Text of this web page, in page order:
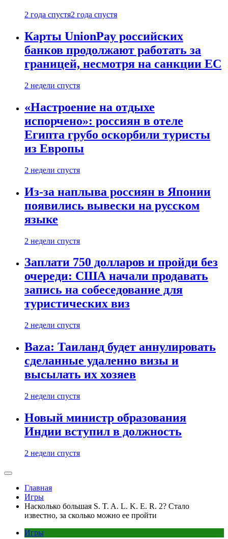
2 года спустя2 года спустя
Карты UnionPay российских
банков продолжают работать за
границей, несмотря на санкции ЕС
2 недели спустя
«Настроение на отдыхе
испорчено»: россиян в отеле
Египта грубо оскорбили туристы
из Европы
2 недели спустя
Из-за наплыва россиян в Японии
появились вывески на русском
языке
2 недели спустя
Заплати 750 долларов и пройди без
очереди: США начали продавать
запись на собеседование для
туристических виз
2 недели спустя
Baza: Таиланд будет аннулировать
сделанные удаленно визы и
высылать их хозяев
2 недели спустя
Новый министр образования
Индии вступил в должность
2 недели спустя
Главная
Игры
Насколько большая S. T. A. L. K. E. R. 2? Стало
известно, за сколько можно ее пройти
Игры